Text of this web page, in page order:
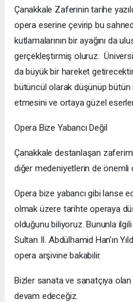
Çanakkale Zaferinin tarihe
opera eserine çevirip bu
kutlamalarının bir ayağını da
gerçekleştirmiş oluruz.
da büyük bir hareket
bütüncül olarak düşünüp
etmesini ve ortaya güzel eserler
Opera Bize Yabancı Değil
Çanakkale destanlaşan
diğer medeniyetlerin de önemli
Opera bize yabancı gibi lanse
olmak üzere tarihte operaya
olduğunu biliyoruz. Bununla
Sultan II. Abdülhamid Han’ın
opera arşivine bakabilir.
Bizler sanata ve sanatçıya
devam edeceğiz.